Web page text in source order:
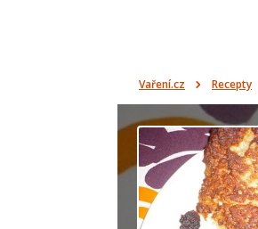
Vaření.cz Recepty